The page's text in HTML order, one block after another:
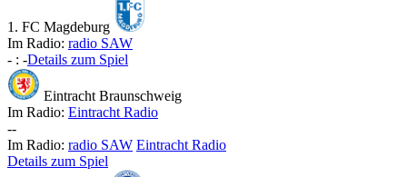
1. FC Magdeburg
Im Radio: radio SAW
- : -Details zum Spiel
Eintracht Braunschweig
Im Radio: Eintracht Radio
--
Im Radio: radio SAW Eintracht Radio
Details zum Spiel